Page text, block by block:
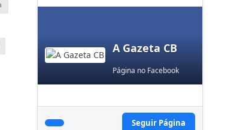
A Gazeta CB
Página no Facebook
Seguir Página